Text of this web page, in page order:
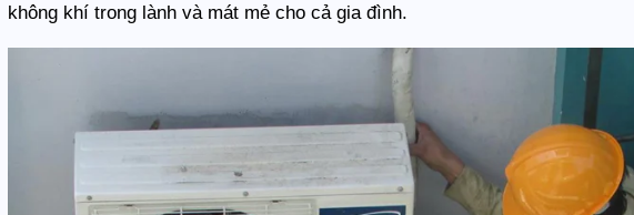
không khí trong lành và mát mẻ cho cả gia đình.